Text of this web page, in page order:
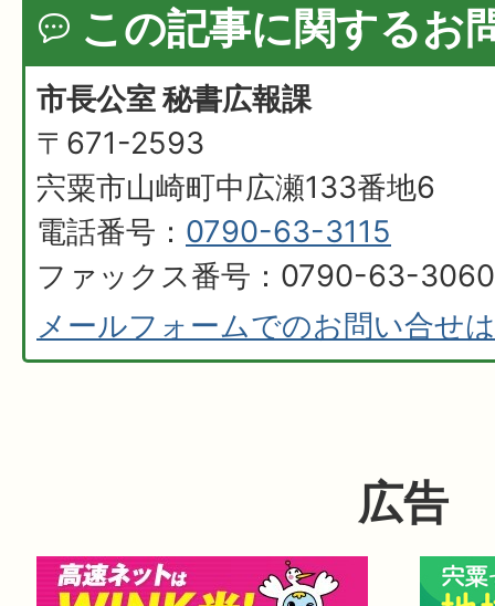
この記事に関するお
市長公室 秘書広報課
〒671-2593
宍粟市山崎町中広瀬133番地6
電話番号： 0790-63-3115
ファックス番号：0790-63-3060
メールフォームでのお問い合せ
広告